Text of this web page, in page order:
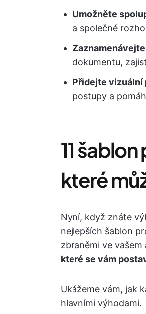
Umožněte
a společné
dokumentu,
Přidejte vizuální
postupy a
11
které
Nyní, když znáte
nejlepších šablon
zbraněmi ve vašem
které se vám
Ukážeme vám, jak
hlavními výhodami.